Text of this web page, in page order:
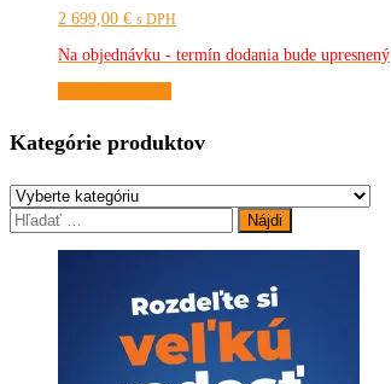
2 699,00 € s DPH
Na objednávku - termín dodania bude upresnený
Kategórie produktov
Hľadať: